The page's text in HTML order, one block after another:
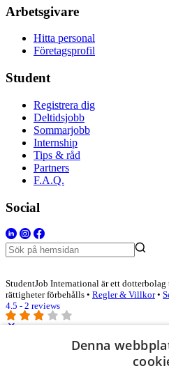
Arbetsgivare
Hitta personal
Företagsprofil
Student
Registrera dig
Deltidsjobb
Sommarjobb
Internship
Tips & råd
Partners
F.A.Q.
Social
StudentJob International är ett
rättigheter förbehålls • Regler & Villkor•
4.5 - 2 reviews
Logga in som företag
Denna